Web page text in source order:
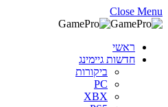
Close Menu
ראשי
חדשות גיימינג
ביקורות
PC
XBX